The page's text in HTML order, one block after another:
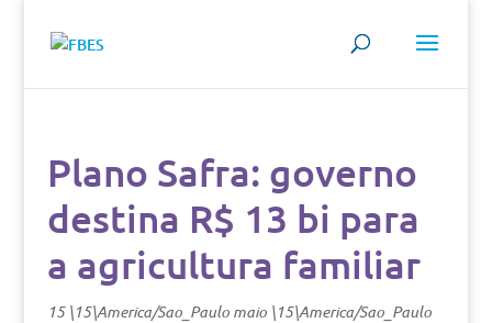
Plano Safra: governo
destina R$ 13 bi para
a agricultura familiar
15 \15\America/Sao_Paulo maio \15\America/Sao_Paulo